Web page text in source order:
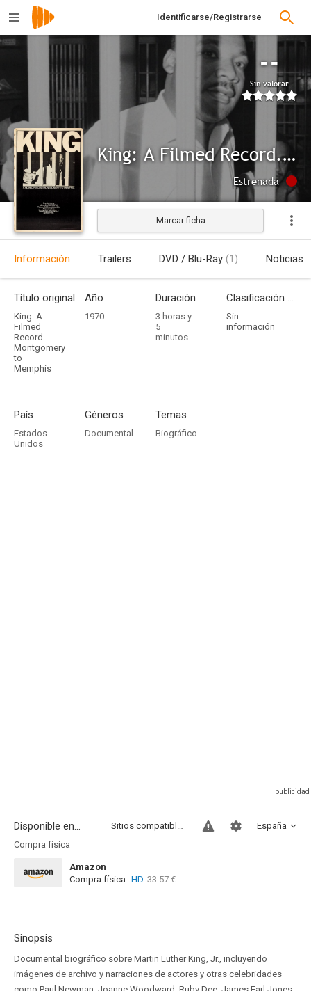
Identificarse/Registrarse
--
Sin valorar
King: A Filmed Record... Montgomery to Memphis
Estrenada
Marcar ficha
Información Trailers DVD / Blu-Ray (1) Noticias
Título original
King: A
Filmed
Record...
Montgomery
to
Memphis
Año
1970
Duración
3 horas y
5
minutos
Clasificación por edades
Sin
información
País
Estados
Unidos
Géneros
Documental
Temas
Biográfico
Disponible en... España
Sitios compatibles
Compra física
Amazon
Compra física: HD 33.57 €
Sinopsis
Documental biográfico sobre Martin Luther King, Jr., incluyendo
imágenes de archivo y narraciones de actores y otras celebridades